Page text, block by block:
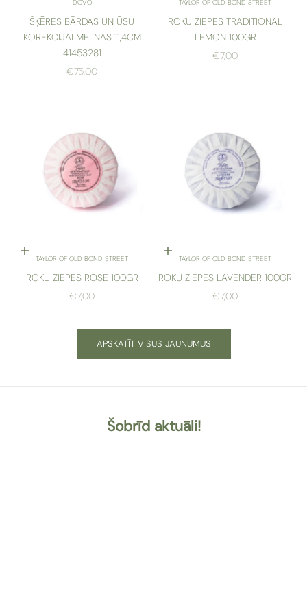
DOVO
ŠĶĒRES BĀRDAS UN ŪSU
KOREKCIJAI MELNAS 11,4CM
41453281
AKCIJAS CENA
€75,00
TAYLOR OF OLD BOND STREET
ROKU ZIEPES TRADITIONAL
LEMON 100GR
AKCIJAS CENA
€7,00
Pievienot grozam
TAYLOR OF OLD BOND STREET
ROKU ZIEPES ROSE 100GR
AKCIJAS CENA
€7,00
Pievienot grozam
TAYLOR OF OLD BOND STREET
ROKU ZIEPES LAVENDER 100GR
AKCIJAS CENA
€7,00
APSKATĪT VISUS JAUNUMUS
Šobrīd aktuāli!